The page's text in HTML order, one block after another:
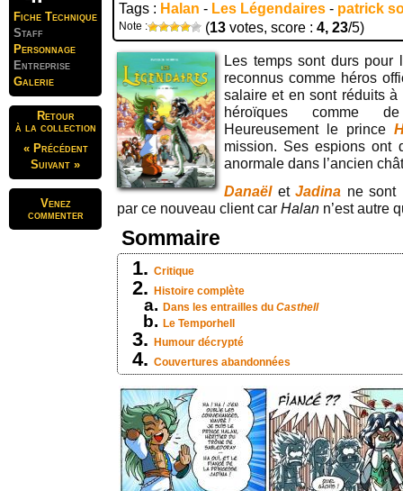
Fiche Technique
Staff
Personnage
Entreprise
Galerie
Retour
à la collection
« Précédent
Suivant »
Venez
commenter
Tags : Halan - Les Légendaires - patrick
Note : (13 votes, score : 4, 23/5)
Les temps sont durs pour
reconnus comme héros
salaire et en sont réduits à
héroïques comme
Heureusement le prince
mission. Ses espions ont
anormale dans l’ancien
DanaëletJadina ne sont
par ce nouveau client car Halan n’est autre
Sommaire
Critique
Histoire complète
Dans les entrailles du Casthell
Le Temporhell
Humour décrypté
Couvertures abandonnées